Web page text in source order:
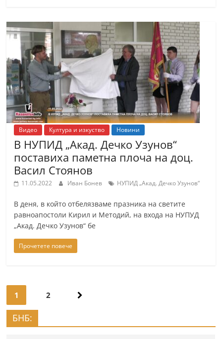
Видео Култура и изкуство Новини
В НУПИД „Акад. Дечко Узунов“
поставиха паметна плоча на доц.
Васил Стоянов
11.05.2022 Иван Бонев НУПИД „Акад. Дечко Узунов“
В деня, в който отбелязваме празника на светите
равноапостоли Кирил и Методий, на входа на НУПУД
„Акад. Дечко Узунов“ бе
Прочетете повече
Навигация
1 2
БНБ: